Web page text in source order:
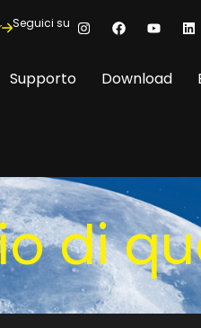
Seguici su
Supporto Download
di